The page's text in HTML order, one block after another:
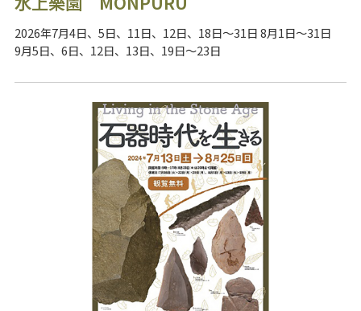
2026年7月4日、5日、11日、12日、18日～31日 8月1日～31日
9月5日、6日、12日、13日、19日～23日